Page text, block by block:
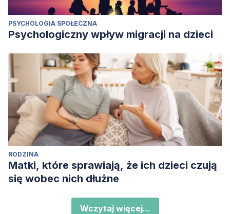
PSYCHOLOGIA SPOŁECZNA
Psychologiczny wpływ migracji na dzieci
RODZINA
Matki, które sprawiają, że ich dzieci czują
się wobec nich dłużne
Wczytaj więcej...